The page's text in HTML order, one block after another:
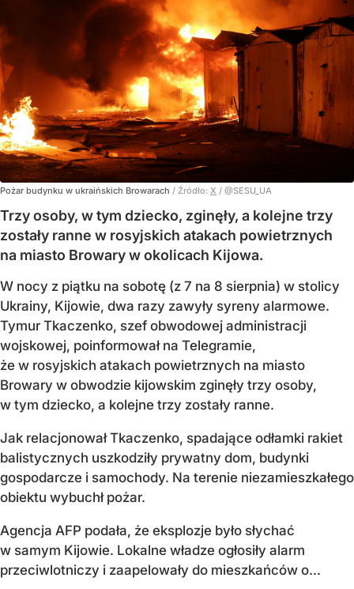
Pożar budynku w ukraińskich Browarach / Źródło: X / @SESU_UA
Trzy osoby, w tym dziecko, zginęły, a kolejne trzy
zostały ranne w rosyjskich atakach powietrznych
na miasto Browary w okolicach Kijowa.
W nocy z piątku na sobotę (z 7 na 8 sierpnia) w stolicy
Ukrainy, Kijowie, dwa razy zawyły syreny alarmowe.
Tymur Tkaczenko, szef obwodowej administracji
wojskowej, poinformował na Telegramie,
że w rosyjskich atakach powietrznych na miasto
Browary w obwodzie kijowskim zginęły trzy osoby,
w tym dziecko, a kolejne trzy zostały ranne.
Jak relacjonował Tkaczenko, spadające odłamki rakiet
balistycznych uszkodziły prywatny dom, budynki
gospodarcze i samochody. Na terenie niezamieszkałego
obiektu wybuchł pożar.
Agencja AFP podała, że eksplozje było słychać
w samym Kijowie. Lokalne władze ogłosiły alarm
przeciwlotniczy i zaapelowały do mieszkańców o...